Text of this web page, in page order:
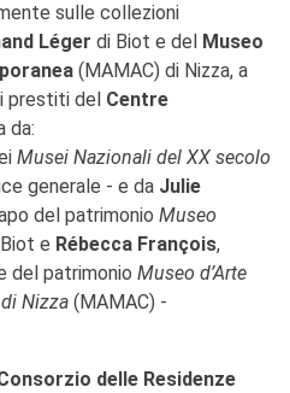
sulle collezioni
Léger di Biot e del
Museo
(MAMAC) di Nizza, a
prestiti del Centre
da:
Musei Nazionali del XX secolo
generale - e da Julie
del patrimonio Museo
e Rébecca François,
del patrimonio Museo d’Arte
Nizza (MAMAC) -
delle Residenze